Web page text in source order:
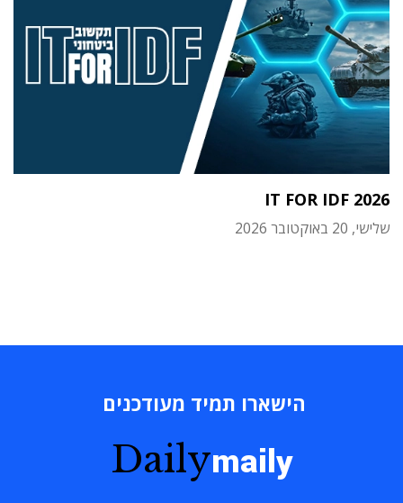
IT FOR IDF 2026
שלישי, 20 באוקטובר 2026
הישארו תמיד מעודכנים
Dailymaily